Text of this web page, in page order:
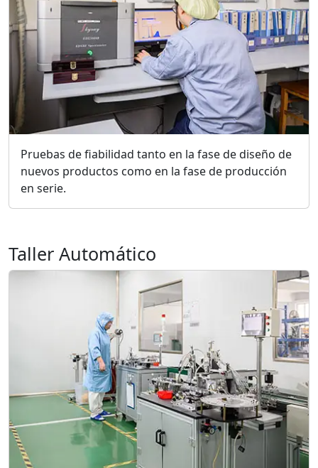
Pruebas de fiabilidad tanto en la fase de diseño de
nuevos productos como en la fase de producción
en serie.
Taller Automático